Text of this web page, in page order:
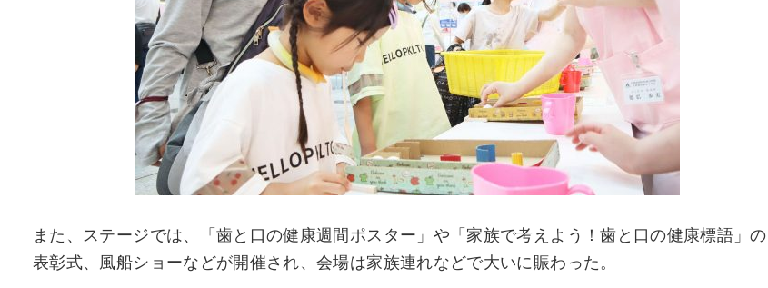
また、ステージでは、「歯と口の健康週間ポスター」や「家族で考えよう！歯と口の健康標語」の
表彰式、風船ショーなどが開催され、会場は家族連れなどで大いに賑わった。